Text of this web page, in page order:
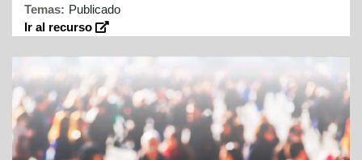
Temas: Publicado
Ir al recurso